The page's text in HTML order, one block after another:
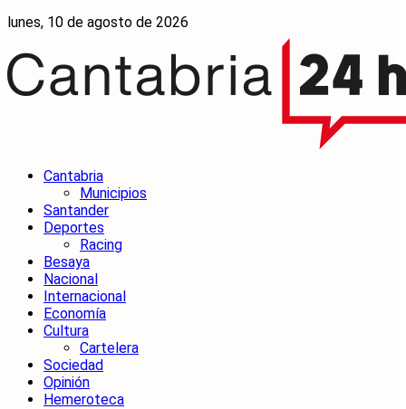
lunes, 10 de agosto de 2026
Cantabria
Municipios
Santander
Deportes
Racing
Besaya
Nacional
Internacional
Economía
Cultura
Cartelera
Sociedad
Opinión
Hemeroteca